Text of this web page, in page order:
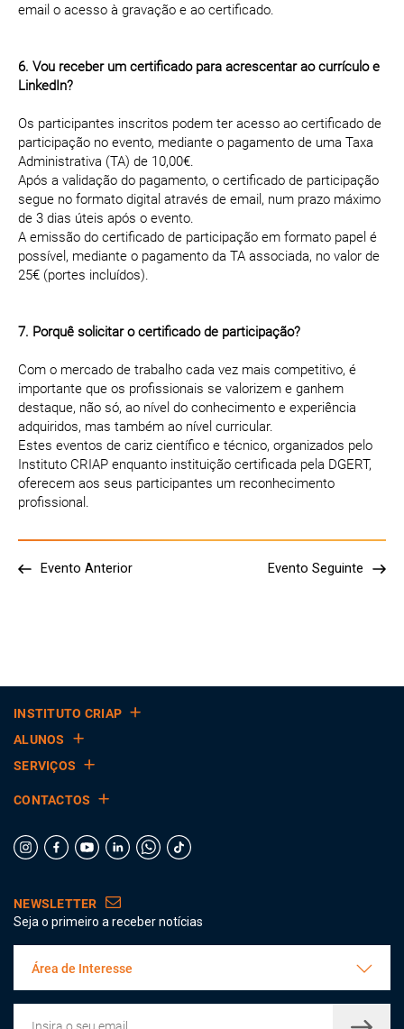
email o acesso à gravação e ao certificado.
6. Vou receber um certificado para acrescentar ao currículo e
LinkedIn?
Os participantes inscritos podem ter acesso ao certificado de
participação no evento, mediante o pagamento de uma Taxa
Administrativa (TA) de 10,00€.
Após a validação do pagamento, o certificado de participação
segue no formato digital através de email, num prazo máximo
de 3 dias úteis após o evento.
A emissão do certificado de participação em formato papel é
possível, mediante o pagamento da TA associada, no valor de
25€ (portes incluídos).
7. Porquê solicitar o certificado de participação?
Com o mercado de trabalho cada vez mais competitivo, é
importante que os profissionais se valorizem e ganhem
destaque, não só, ao nível do conhecimento e experiência
adquiridos, mas também ao nível curricular.
Estes eventos de cariz científico e técnico, organizados pelo
Instituto CRIAP enquanto instituição certificada pela DGERT,
oferecem aos seus participantes um reconhecimento
profissional.
Evento Anterior Evento Seguinte
INSTITUTO CRIAP
ALUNOS
SERVIÇOS
CONTACTOS
NEWSLETTER
Seja o primeiro a receber notícias
Área de Interesse